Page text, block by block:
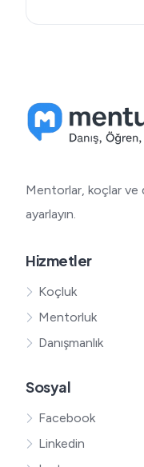
Mentorlar, koçlar ve
ayarlayın.
Hizmetler
Koçluk
Mentorluk
Danışmanlık
Sosyal
Facebook
Linkedin